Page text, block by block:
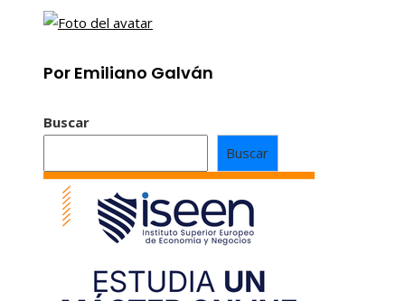
Por Emiliano Galván
Buscar
Buscar